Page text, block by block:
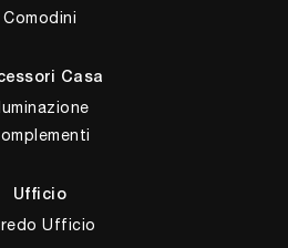
Comodini
Casa
Illuminazione
Ufficio
Ufficio